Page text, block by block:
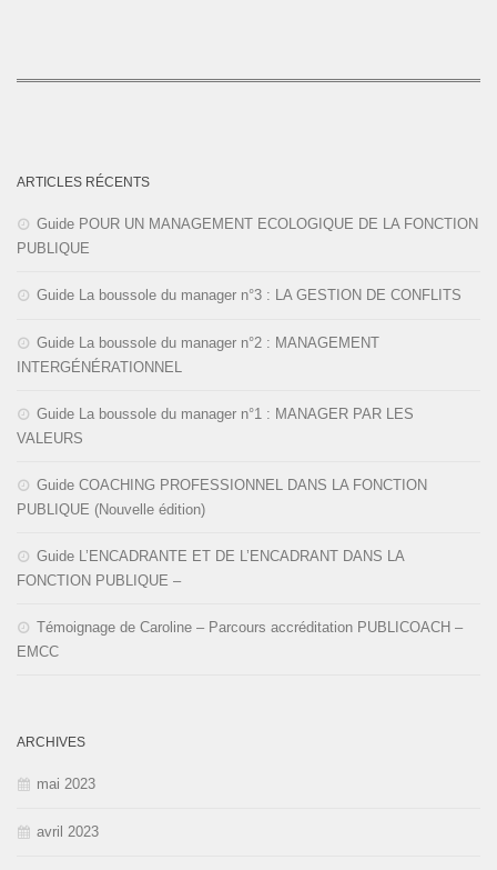
ARTICLES RÉCENTS
Guide POUR UN MANAGEMENT ECOLOGIQUE DE LA FONCTION
PUBLIQUE
Guide La boussole du manager n°3 : LA GESTION DE CONFLITS
Guide La boussole du manager n°2 : MANAGEMENT
INTERGÉNÉRATIONNEL
Guide La boussole du manager n°1 : MANAGER PAR LES
VALEURS
Guide COACHING PROFESSIONNEL DANS LA FONCTION
PUBLIQUE (Nouvelle édition)
Guide L’ENCADRANTE ET DE L’ENCADRANT DANS LA
FONCTION PUBLIQUE –
Témoignage de Caroline – Parcours accréditation PUBLICOACH –
EMCC
ARCHIVES
mai 2023
avril 2023